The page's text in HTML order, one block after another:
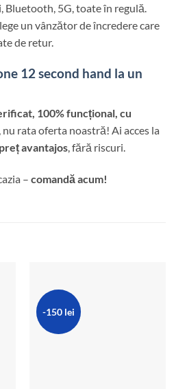
Bluetooth, 5G, toate în regulă.
un vânzător de încredere care
de retur.
12 second hand la un
100% funcțional, cu
, nu rata oferta noastră! Ai acces la
preț avantajos, fără riscuri.
– comandă acum!
-150 lei